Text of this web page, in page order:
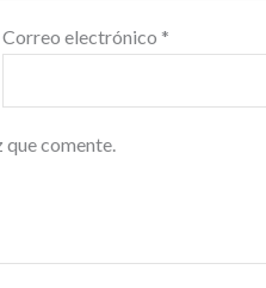
Correo electrónico *
comente.